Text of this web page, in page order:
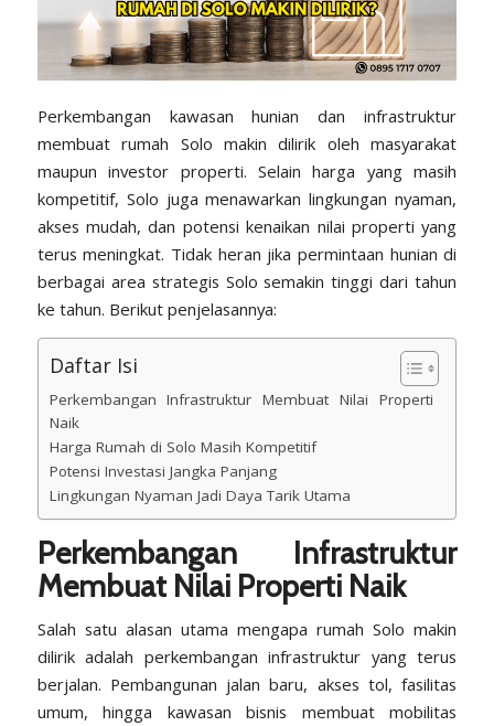
Perkembangan kawasan hunian daninfrastruktur
membuat rumah Solo makin dilirik oleh masyarakat
maupun investor properti. Selain harga yang masih
kompetitif, Solo juga menawarkan lingkungan nyaman,
akses mudah, dan potensi kenaikan nilai properti yang
terus meningkat. Tidak heran jika permintaan hunian di
berbagai area strategis Solo semakin tinggi dari tahun
ke tahun. Berikut penjelasannya:
Daftar Isi
Perkembangan Infrastruktur Membuat Nilai Properti
Naik
Harga Rumah di Solo Masih Kompetitif
Potensi Investasi Jangka Panjang
Lingkungan Nyaman Jadi Daya Tarik Utama
Perkembangan Infrastruktur
Membuat Nilai Properti Naik
Salah satu alasan utama mengapa rumah Solo makin
dilirik adalah perkembangan infrastruktur yang terus
berjalan. Pembangunan jalan baru, akses tol, fasilitas
umum, hingga kawasan bisnis membuat mobilitas